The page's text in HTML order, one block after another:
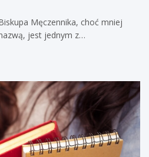
Męczennika, choć mniej
jest jednym z…